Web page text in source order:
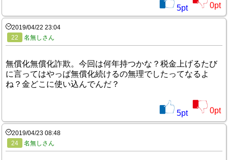
5pt 0pt
2019/04/22 23:04
22
名無しさん
無償化無償化詐欺。今回は何年持つかな？税金上げるたび
に言ってはやっぱ無償化続けるの無理でしたってなるよ
ね？金どこに使い込んでんだ？
5pt 0pt
2019/04/23 08:48
24
名無しさん